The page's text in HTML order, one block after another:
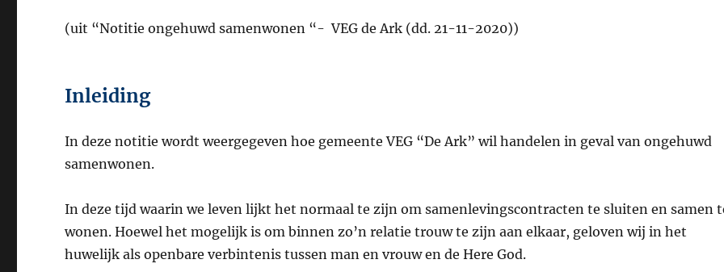
(uit “Notitie ongehuwd samenwonen “- VEG de Ark (dd. 21-11-2020))
Inleiding
In deze notitie wordt weergegeven hoe gemeente VEG “De Ark” wil handelen in geval van ongehuwd
samenwonen.
In deze tijd waarin we leven lijkt het normaal te zijn om samenlevingscontracten te sluiten en samen
wonen. Hoewel het mogelijk is om binnen zo’n relatie trouw te zijn aan elkaar, geloven wij in het
huwelijk als openbare verbintenis tussen man en vrouw en de Here God.